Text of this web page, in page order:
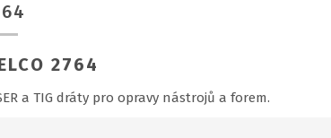
2764
a TIG dráty pro opravy nástrojů a forem.